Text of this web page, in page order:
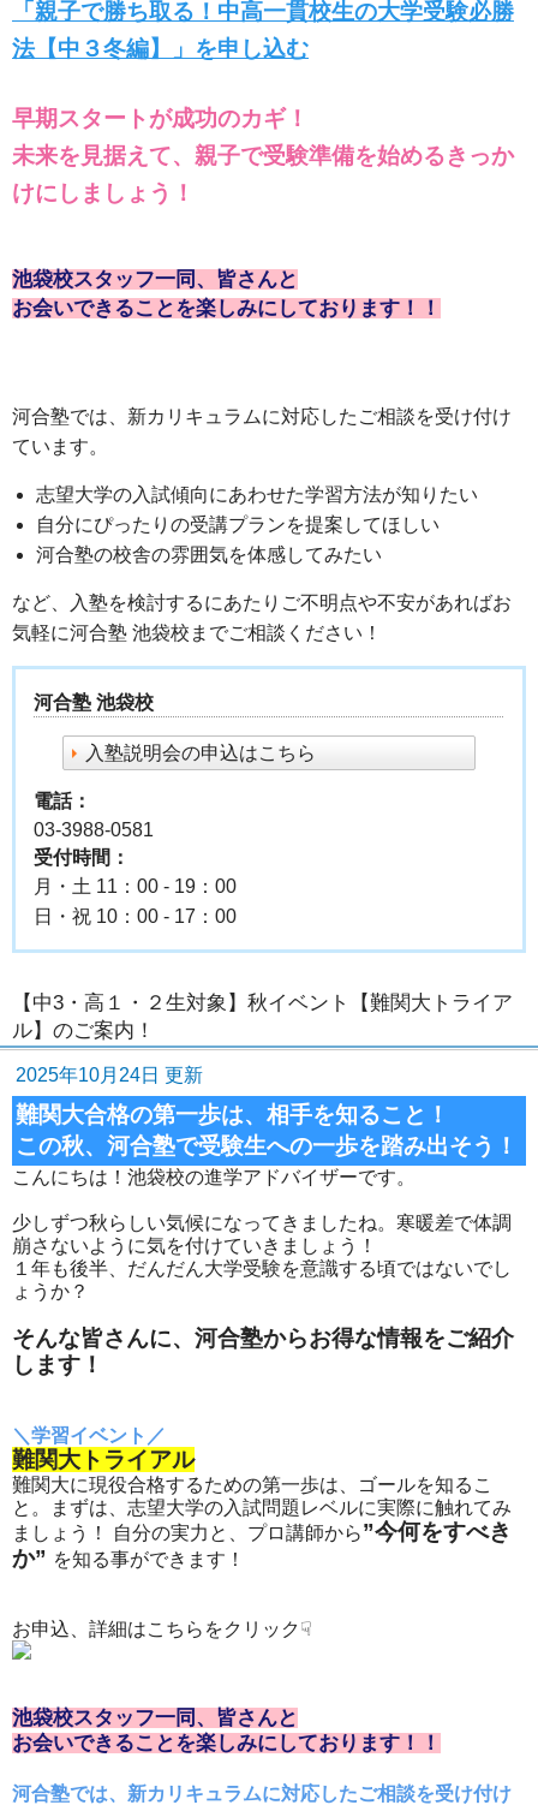
「親子で勝ち取る！中高一貫校生の大学受験必勝
法【中３冬編】」を申し込む
早期スタートが成功のカギ！
未来を見据えて、親子で受験準備を始めるきっか
けにしましょう！
池袋校スタッフ一同、皆さんと
お会いできることを楽しみにしております！！
河合塾では、新カリキュラムに対応したご相談を受け付け
ています。
志望大学の入試傾向にあわせた学習方法が知りたい
自分にぴったりの受講プランを提案してほしい
河合塾の校舎の雰囲気を体感してみたい
など、入塾を検討するにあたりご不明点や不安があればお
気軽に河合塾 池袋校までご相談ください！
河合塾 池袋校
入塾説明会の申込はこちら
電話：
03-3988-0581
受付時間：
月・土 11：00 - 19：00
日・祝 10：00 - 17：00
【中3・高１・２生対象】秋イベント【難関大トライア
ル】のご案内！
2025年10月24日 更新
難関大合格の第一歩は、相手を知ること！
この秋、河合塾で受験生への一歩を踏み出そう！
こんにちは！池袋校の進学アドバイザーです。
少しずつ秋らしい気候になってきましたね。寒暖差で体調
崩さないように気を付けていきましょう！
１年も後半、だんだん大学受験を意識する頃ではないでし
ょうか？
そんな皆さんに、河合塾からお得な情報をご紹介
します！
＼学習イベント／
難関大トライアル
難関大に現役合格するための第一歩は、ゴールを知るこ
と。まずは、志望大学の入試問題レベルに実際に触れてみ
ましょう！ 自分の実力と、プロ講師から”今何をすべき
か” を知る事ができます！
お申込、詳細はこちらをクリック☟
池袋校スタッフ一同、皆さんと
お会いできることを楽しみにしております！！
河合塾では、新カリキュラムに対応したご相談を受け付け